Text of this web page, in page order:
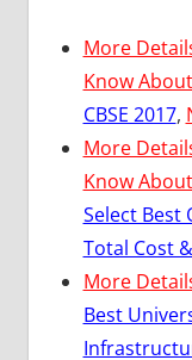
More
Know
CBSE 2017,
More
Know
Select Best
Total Cost
More
Best